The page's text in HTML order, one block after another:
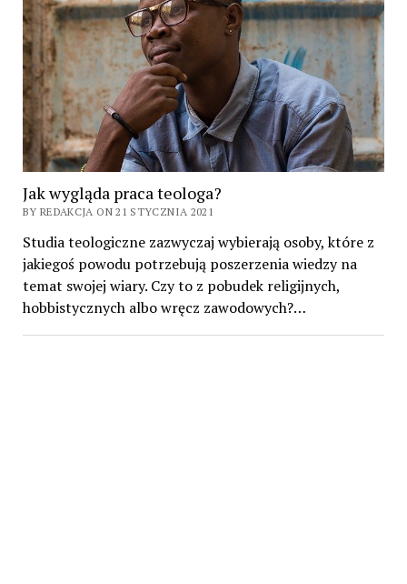
Jak wygląda praca teologa?
BY REDAKCJA ON 21 STYCZNIA 2021
Studia teologiczne zazwyczaj wybierają osoby, które z
jakiegoś powodu potrzebują poszerzenia wiedzy na
temat swojej wiary. Czy to z pobudek religijnych,
hobbistycznych albo wręcz zawodowych?…